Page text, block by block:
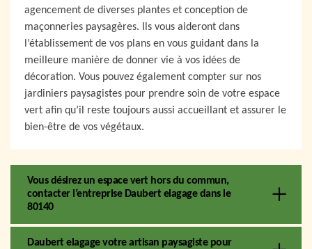
agencement de diverses plantes et conception de
maçonneries paysagères. Ils vous aideront dans
l’établissement de vos plans en vous guidant dans la
meilleure manière de donner vie à vos idées de
décoration. Vous pouvez également compter sur nos
jardiniers paysagistes pour prendre soin de votre espace
vert afin qu’il reste toujours aussi accueillant et assurer le
bien-être de vos végétaux.
Vous désirez un espace vert hors du commun,
contacter l’entreprise Daubert elagage dans le
80140
Daubert elagage votre artisan paysagiste pour